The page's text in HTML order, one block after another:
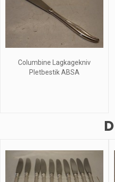
Columbine Lagkagekniv
Pletbestik ABSA
D